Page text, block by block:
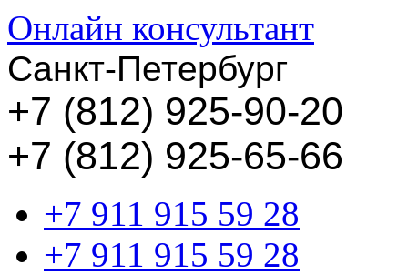
Онлайн консультант
Санкт-Петербург
+7 (812) 925-90-20
+7 (812) 925-65-66
+7 911 915 59 28
+7 911 915 59 28